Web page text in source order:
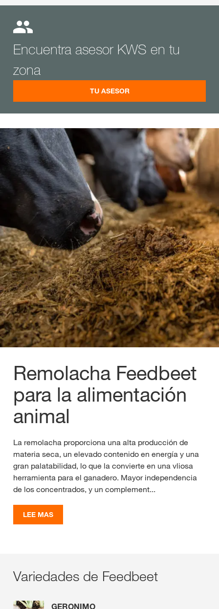
Encuentra asesor KWS en tu
zona
TU ASESOR
Remolacha Feedbeet
para la alimentación
animal
La remolacha proporciona una alta producción de
materia seca, un elevado contenido en energía y una
gran palatabilidad, lo que la convierte en una vliosa
herramienta para el ganadero. Mayor independencia
de los concentrados, y un complement...
LEE MAS
Variedades de Feedbeet
GERONIMO